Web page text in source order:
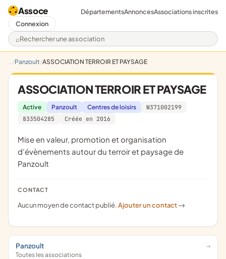
Assoce
Rechercher une association
DépartementsAnnoncesAssociations inscrites
Connexion
Panzoult ASSOCIATION TERROIR ET PAYSAGE
ASSOCIATION TERROIR ET PAYSAGE
Active Panzoult Centres de loisirs
W371002199
833504285
Créée en 2016
mise en valeur, promotion et organisation
d'évènements autour du terroir et paysage de
Panzoult
CONTACT
Aucun moyen de contact publié.Ajouter un contact ->
Panzoult
Toutes les associations